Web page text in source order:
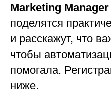
Marketing
поделятся
и расскажут, что
чтобы
помогала.
ниже.